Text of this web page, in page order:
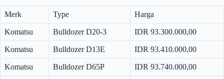
Merk Type Harga
Komatsu Bulldozer D20-3 IDR 93.300.000,00
Komatsu Bulldozer D13E IDR 93.410.000,00
Komatsu Bulldozer D65P IDR 93.740.000,00